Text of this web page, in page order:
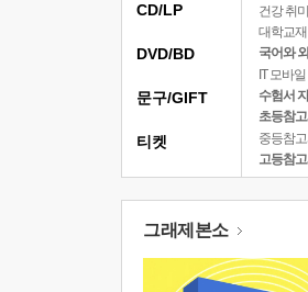
건강 취미
대학교재
국어와
IT 모바일
수험서
초등참
중등참
고등참
CD/LP
DVD/BD
문구/GIFT
티켓
그래제본소